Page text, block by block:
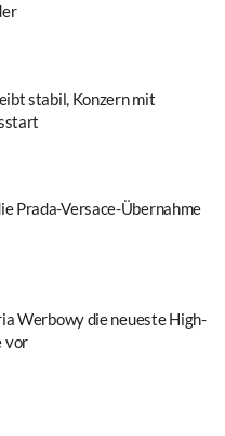
stabil, Konzern mit
Prada-Versace-Übernahme
Werbowy die neueste High-
vor